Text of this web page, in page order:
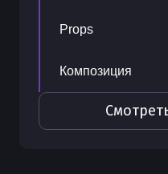
Props
Композиция